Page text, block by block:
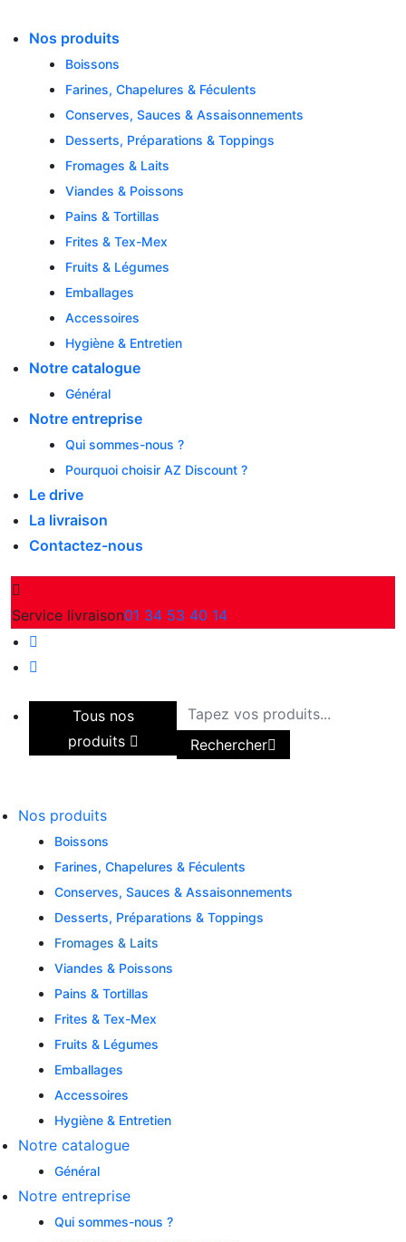
content
Nos produits
Boissons
Farines, Chapelures & Féculents
Conserves, Sauces & Assaisonnements
Desserts, Préparations & Toppings
Fromages & Laits
Viandes & Poissons
Pains & Tortillas
Frites & Tex-Mex
Fruits & Légumes
Emballages
Accessoires
Hygiène & Entretien
Notre catalogue
Général
Notre entreprise
Qui sommes-nous ?
Pourquoi choisir AZ Discount ?
Le drive
La livraison
Contactez-nous
Service livraison01 34 53 40 14
Tous nos
produits
Rechercher
Nos produits
Boissons
Farines, Chapelures & Féculents
Conserves, Sauces & Assaisonnements
Desserts, Préparations & Toppings
Fromages & Laits
Viandes & Poissons
Pains & Tortillas
Frites & Tex-Mex
Fruits & Légumes
Emballages
Accessoires
Hygiène & Entretien
Notre catalogue
Général
Notre entreprise
Qui sommes-nous ?